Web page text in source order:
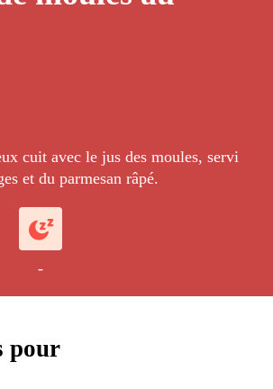
cuit avec le jus des moules, servi
et du parmesan râpé.
-
pour